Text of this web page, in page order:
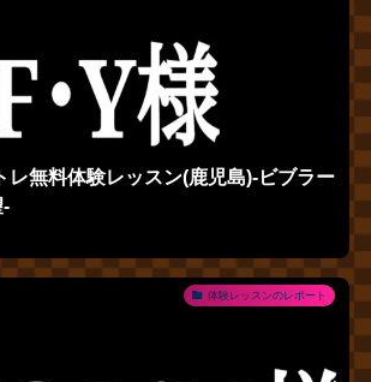
レ無料体験レッスン(鹿児島)‐ビブラー
体験レッスンのレポート